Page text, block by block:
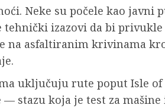
Neke su počele kao
izazovi da bi
na asfaltiranim krivinama
uključuju rute poput Isle of
koja je test za